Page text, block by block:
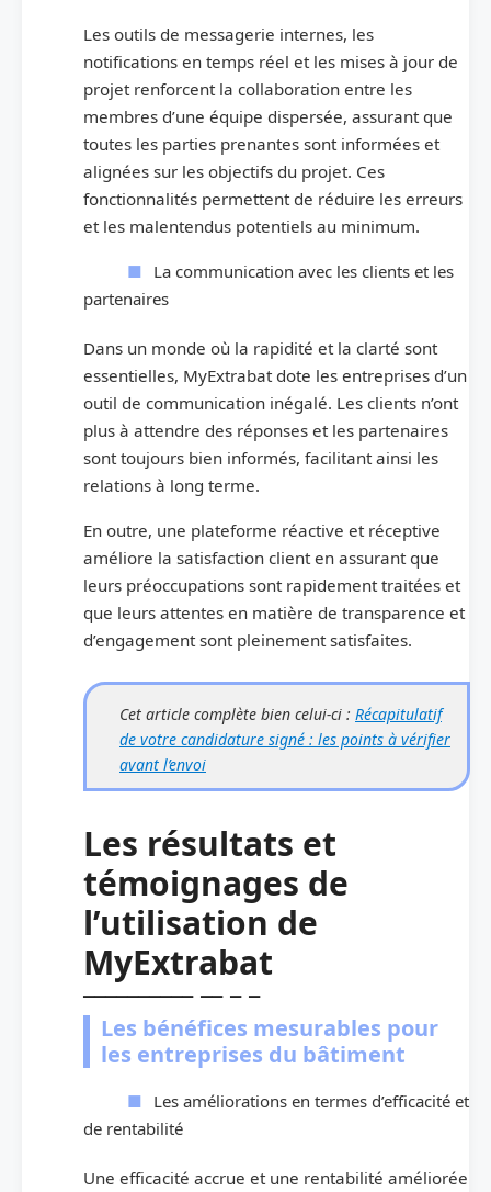
Les outils de messagerie internes, les
notifications en temps réel et les mises à jour de
projet renforcent la collaboration entre les
membres d’une équipe dispersée, assurant que
toutes les parties prenantes sont informées et
alignées sur les objectifs du projet. Ces
fonctionnalités permettent de réduire les erreurs
et les malentendus potentiels au minimum.
La communication avec les clients et les
partenaires
Dans un monde où la rapidité et la clarté sont
essentielles, MyExtrabat dote les entreprises d’un
outil de communication inégalé. Les clients n’ont
plus à attendre des réponses et les partenaires
sont toujours bien informés, facilitant ainsi les
relations à long terme.
En outre, une plateforme réactive et réceptive
améliore la satisfaction client en assurant que
leurs préoccupations sont rapidement traitées et
que leurs attentes en matière de transparence et
d’engagement sont pleinement satisfaites.
Cet article complète bien celui-ci : Récapitulatif
de votre candidature signé : les points à vérifier
avant l’envoi
Les résultats et
témoignages de
l’utilisation de
MyExtrabat
Les bénéfices mesurables pour
les entreprises du bâtiment
Les améliorations en termes d’efficacité et
de rentabilité
Une efficacité accrue et une rentabilité améliorée